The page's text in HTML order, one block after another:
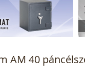
AM 40